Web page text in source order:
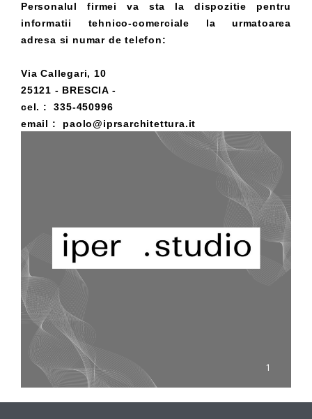
Personalul firmei va sta la dispozitie pentru
informatii tehnico-comerciale la urmatoarea
adresa si numar de telefon:
Via Callegari, 10
25121 - BRESCIA -
cel. : 335-450996
email : paolo@iprsarchitettura.it